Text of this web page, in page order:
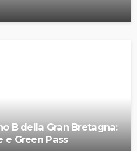
B della Gran Bretagna:
e Green Pass